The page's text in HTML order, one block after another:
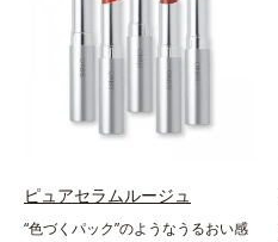
ピュアセラムルージュ
“色づくパック”のようなうるおい感